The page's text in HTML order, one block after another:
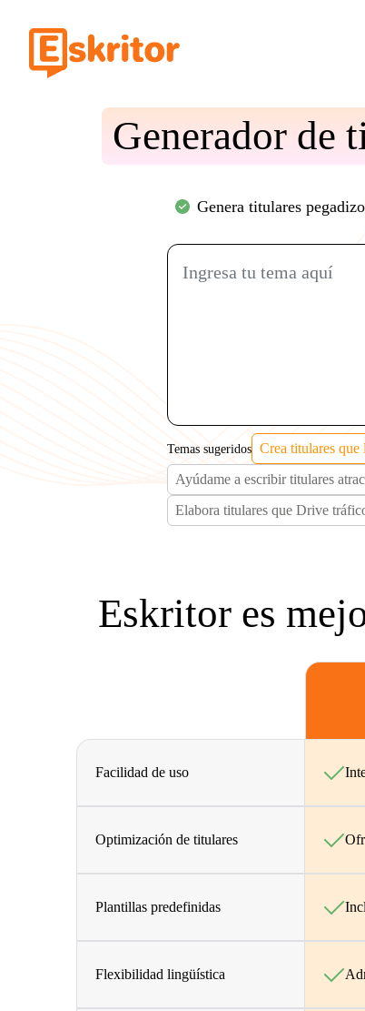
Generador de
Genera titulares
Temas sugeridos Crea titulares que
Ayúdame a escribir titulares
Elabora titulares que Drive
Eskritor es
Facilidad de uso
Optimización de titulares
Plantillas predefinidas
Flexibilidad lingüística